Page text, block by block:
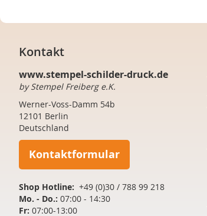
Kontakt
www.stempel-schilder-druck.de
by Stempel Freiberg e.K.
Werner-Voss-Damm 54b
12101 Berlin
Deutschland
Kontaktformular
Shop Hotline: +49 (0)30 / 788 99 218
Mo. - Do.: 07:00 - 14:30
Fr: 07:00-13:00